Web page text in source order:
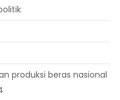
produksi beras nasional